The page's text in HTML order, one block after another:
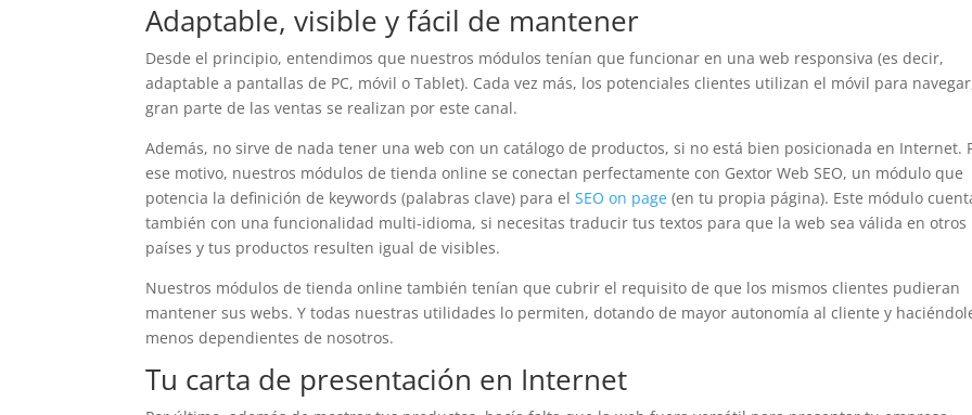
Adaptable, visible y fácil de mantener
Desde el principio, entendimos que nuestros módulos tenían que funcionar en una web responsiva (es decir,
adaptable a pantallas de PC, móvil o Tablet). Cada vez más, los potenciales clientes utilizan el móvil para
gran parte de las ventas se realizan por este canal.
Además, no sirve de nada tener una web con un catálogo de productos, si no está bien posicionada en Internet.
ese motivo, nuestros módulos de tienda online se conectan perfectamente con Gextor Web SEO, un módulo que
potencia la definición de keywords (palabras clave) para elSEO on page(en tu propia página). Este módulo
también con una funcionalidad multi-idioma, si necesitas traducir tus textos para que la web sea válida en otros
países y tus productos resulten igual de visibles.
Nuestros módulos de tienda online también tenían que cubrir el requisito de que los mismos clientes pudieran
mantener sus webs. Y todas nuestras utilidades lo permiten, dotando de mayor autonomía al cliente y
menos dependientes de nosotros.
Tu carta de presentación en Internet